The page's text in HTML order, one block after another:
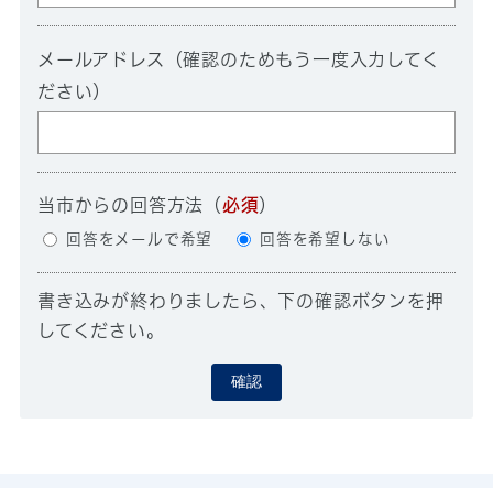
メールアドレス（確認のためもう一度入力してく
ださい）
当市からの回答方法 （必須）
回答をメールで希望 回答を希望しない
書き込みが終わりましたら、下の確認ボタンを押
してください。
確認